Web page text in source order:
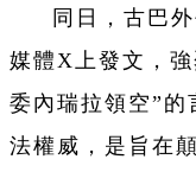
同日，古巴
媒體X上發文，
委內瑞拉領空”的
法權威，是旨在